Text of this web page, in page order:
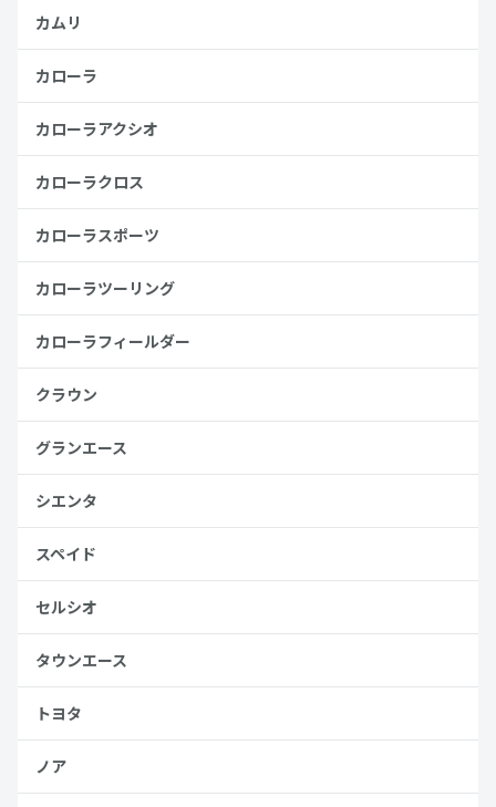
カムリ
カローラ
カローラアクシオ
カローラクロス
カローラスポーツ
カローラツーリング
カローラフィールダー
クラウン
グランエース
シエンタ
スペイド
セルシオ
タウンエース
トヨタ
ノア